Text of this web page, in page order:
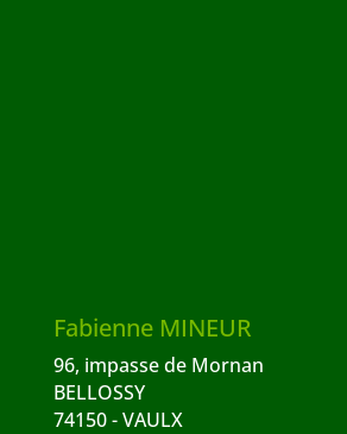
Fabienne MINEUR
96, impasse de Mornan
BELLOSSY
74150 - VAULX